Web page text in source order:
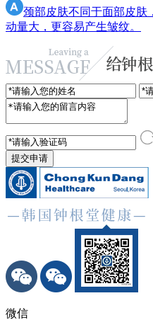
颈部皮肤不同于面部皮肤
动量大，更容易产生皱纹。
微信